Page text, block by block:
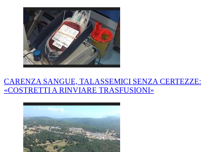
CARENZA SANGUE, TALASSEMICI SENZA CERTEZZE:
«COSTRETTI A RINVIARE TRASFUSIONI»